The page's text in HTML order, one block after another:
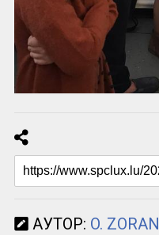
АУТОР: O. ZORAN